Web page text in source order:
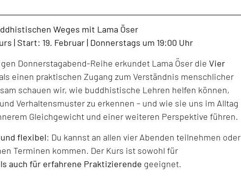
Weges mit Lama Öser
| Start: 19. Februar | Donnerstags um 19:00 Uhr
Donnerstagabend-Reihe erkundet Lama Öser die Vier
als einen praktischen Zugang zum Verständnis menschlicher
schauen wir, wie buddhistische Lehren helfen können,
Verhaltensmuster zu erkennen – und wie sie uns im Alltag
Gleichgewicht und einer weiteren Perspektive führen.
flexibel: Du kannst an allen vier Abenden teilnehmen oder
Terminen kommen. Der Kurs ist sowohl für
auch für erfahrene Praktizierende geeignet.